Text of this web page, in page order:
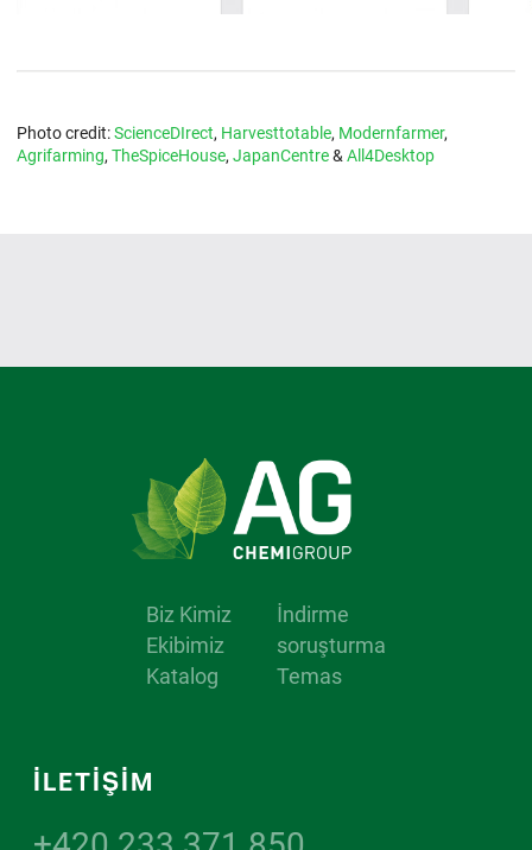
Photo credit:ScienceDIrect, Harvesttotable, Modernfarmer,
Agrifarming, TheSpiceHouse, JapanCentre& All4Desktop
Biz Kimiz
Ekibimiz
Katalog
İndirme
soruşturma
Temas
İLETİŞİM